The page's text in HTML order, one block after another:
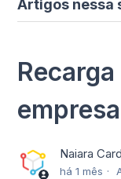
Artigos nessa
Naiara
há 1 mês